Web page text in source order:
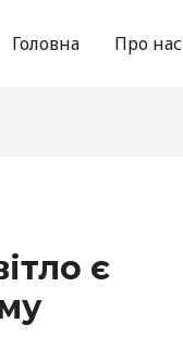
Головна Про нас
є